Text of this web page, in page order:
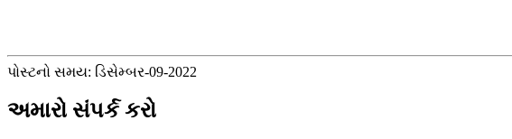
પોસ્ટનો સમય: ડિસેમ્બર-09-2022
અમારો સંપર્ક કરો